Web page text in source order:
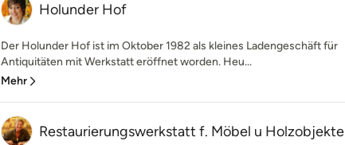
Holunder Hof
Der Holunder Hof ist im Oktober 1982 als kleines Ladengeschäft für
Antiquitäten mit Werkstatt eröffnet worden. Heu...
Mehr
Restaurierungswerkstatt f. Möbel u Holzobjekte